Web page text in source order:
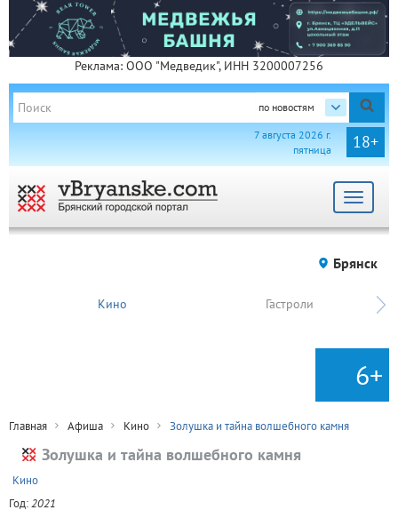
Реклама: ООО "Медведик", ИНН 3200007256
по новостям
18+
7 августа 2026 г.
пятница
Toggle
Брянск
Кино Гастроли
6+
Главная Афиша Кино Золушка и тайна волшебного камня
Золушка и тайна волшебного камня
Кино
Год:2021